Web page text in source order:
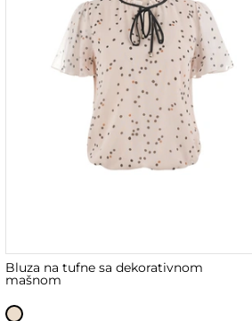
Bluza na tufne sa dekorativnom
mašnom